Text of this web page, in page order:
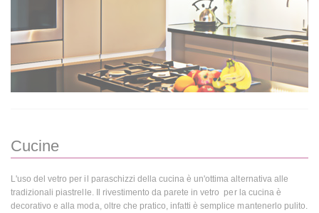
Cucine
L'uso del vetro per il paraschizzi della cucina è un'ottima alternativa alle
tradizionali piastrelle. Il rivestimento da parete in vetro per la cucina è
decorativo e alla moda, oltre che pratico, infatti è semplice mantenerlo pulito.